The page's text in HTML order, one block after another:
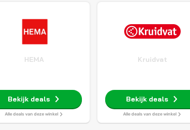
HEMA
Bekijk deals
Alle deals van deze winkel
Kruidvat
Bekijk deals
Alle deals van deze winkel